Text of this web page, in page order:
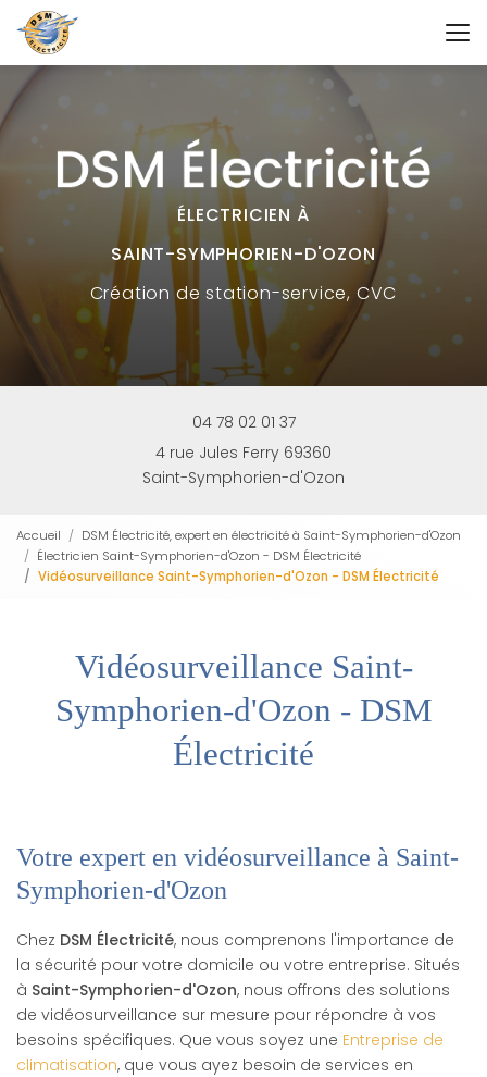
Aller
au
contenu
principal
ÉLECTRICIEN À
SAINT-SYMPHORIEN-D'OZON
Créationde station-service, CVC
04 78 02 01 37
4 rue Jules Ferry 69360
Saint-Symphorien-d'Ozon
Accueil
DSM Électricité, expert en électricité à Saint-Symphorien-d'Ozon
Électricien Saint-Symphorien-d'Ozon - DSM Électricité
Vidéosurveillance Saint-Symphorien-d'Ozon - DSM Électricité
Vidéosurveillance Saint-
Symphorien-d'Ozon - DSM
Électricité
Votre expert en vidéosurveillance à Saint-
Symphorien-d'Ozon
Chez DSM Électricité, nous comprenons l'importance de
la sécurité pour votre domicile ou votre entreprise. Situés
à Saint-Symphorien-d'Ozon, nous offrons des solutions
de vidéosurveillance sur mesure pour répondre à vos
besoins spécifiques. Que vous soyez une Entreprise de
climatisation, que vous ayez besoin de services en